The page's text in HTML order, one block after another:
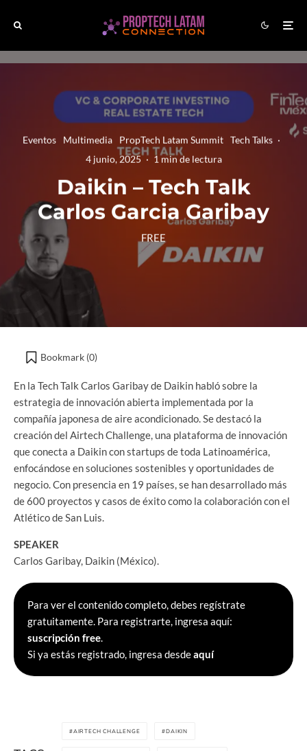
Eventos Multimedia PropTech Latam Summit Tech Talks ·
4 junio, 2025 · 1 min de lectura
Daikin – Tech Talk
Carlos Garcia Garibay
FREE
Bookmark (0)
En la Tech Talk Carlos Garibay de Daikin habló sobre la
estrategia de innovación abierta implementada por la
compañía japonesa de aire acondicionado. Se destacó la
creación del Airtech Challenge, una plataforma de innovación
que conecta a Daikin con startups de toda Latinoamérica,
enfocándose en soluciones sostenibles y oportunidades de
negocio. Con presencia en 19 países, se han desarrollado más
de 600 proyectos y casos de éxito como la colaboración con el
Atlético de San Luis.
SPEAKER
Carlos Garibay, Daikin (México).
Para ver el contenido completo, debes regístrate
gratuitamente. Para registrarte, ingresa aquí:
suscripción free.
Si ya estás registrado, ingresa desdeaquí
AIRTECH CHALLENGE DAIKIN